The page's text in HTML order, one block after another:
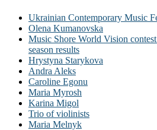
Ukrainian Contemporary Music
Olena Kumanovska
Music Shore World Vision
season results
Hrystyna Starykova
Andra Aleks
Caroline Egonu
Maria Myrosh
Karina Migol
Trio of violinists
Maria Melnyk